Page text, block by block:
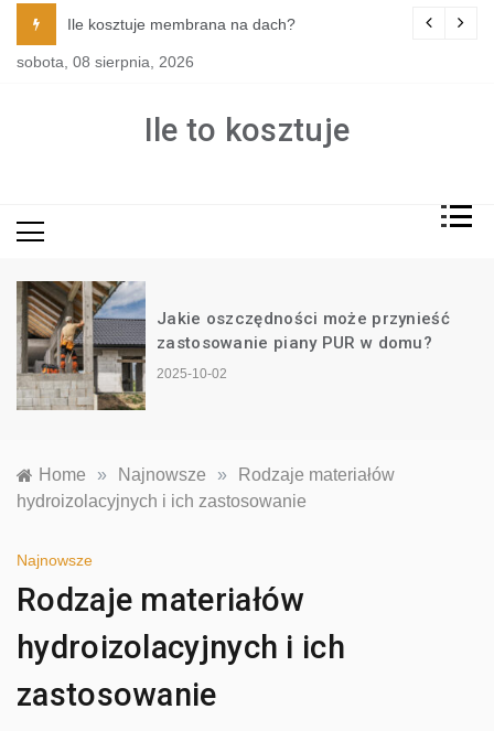
content
stylu i funkcji kuchni?
Ile kosztuje membrana na dach?
sobota, 08 sierpnia, 2026
Ile to kosztuje
Jakie oszczędności może przynieść
zastosowanie piany PUR w domu?
2025-10-02
Home » Najnowsze »
Rodzaje materiałów
hydroizolacyjnych i ich zastosowanie
Najnowsze
Rodzaje materiałów
hydroizolacyjnych i ich
zastosowanie